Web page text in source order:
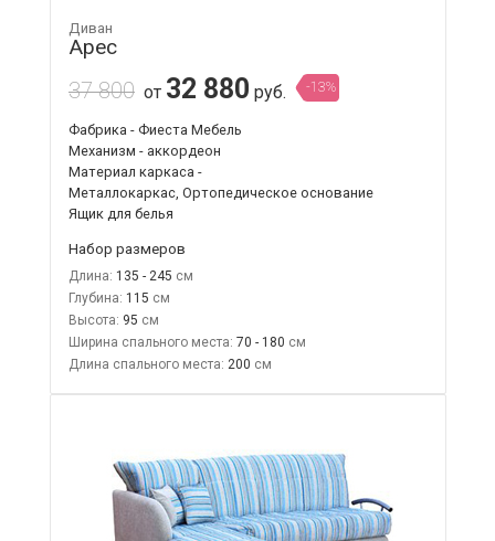
Диван
Арес
37 800 от 32 880 руб. -13%
Фабрика - Фиеста Мебель
Механизм - аккордеон
Материал каркаса -
Металлокаркас, Ортопедическое основание
Ящик для белья
Набор размеров
Длина: 135 - 245
Глубина: 115
Высота: 95
Ширина спального места: 70 - 180
Длина спального места: 200